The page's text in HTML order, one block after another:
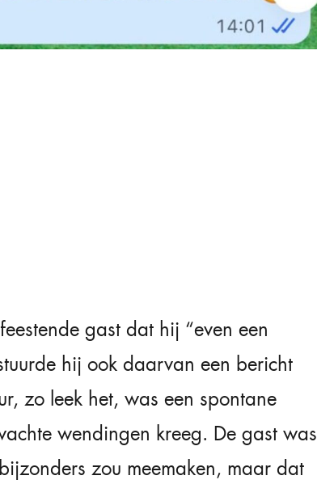
gast dat hij “even een
hij ook daarvan een bericht
zo leek het, was een spontane
wendingen kreeg. De gast was
zou meemaken, maar dat